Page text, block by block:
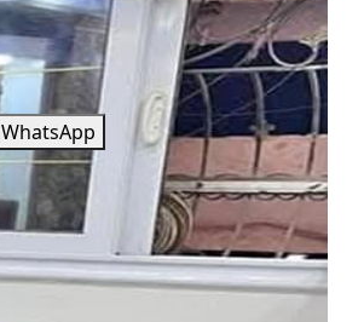
WhatsApp